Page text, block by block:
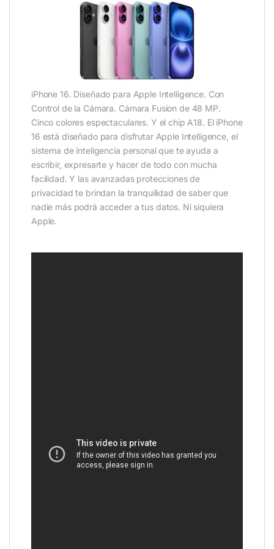
iPhone 16. Diseñado para Apple Intelligence. Con
Control de la Cámara. Cámara Fusion de 48 MP.
Cinco colores espectaculares. Y el chip A18. El iPhone
16 está diseñado para disfrutar Apple Intelligence, el
sistema de inteligencia personal que te ayuda a
escribir, expresarte y hacer de todo con mucha
facilidad. Y las avanzadas protecciones de
privacidad te brindan la tranquilidad de saber que
nadie más podrá acceder a tus datos. Ni siquiera
Apple.